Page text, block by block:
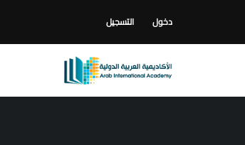
دخول التسجيل